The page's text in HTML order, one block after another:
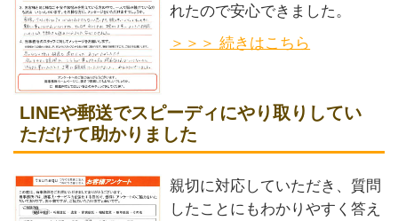
れたので安心できました。
＞＞＞ 続きはこちら
LINEや郵送でスピーディにやり取りしてい
ただけて助かりました
親切に対応していただき、質問
したことにもわかりやすく答え